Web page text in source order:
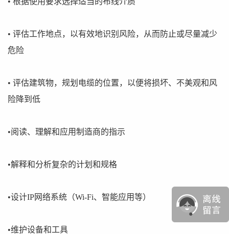
• 评估工作地点，以有效地识别风险，从而防止或尽量减少
危险
• 评估建筑物，规划电缆的位置，以便将损坏、不美观和风
险降到低
•阅读、理解和应用制造商的指示
•解释和分析复杂的计划和规格
•设计IP网络系统（Wi-Fi、智能应用等）
•维护设备和工具